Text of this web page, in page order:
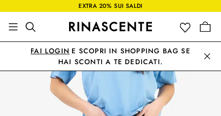
EXTRA 20% SUI SALDI
FAI LOGIN E SCOPRI IN SHOPPING BAG SE
HAI SCONTI A TE DEDICATI.